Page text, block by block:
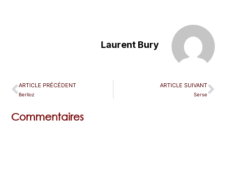
Laurent Bury
ARTICLE PRÉCÉDENT
Berlioz
ARTICLE SUIVANT
Serse
Commentaires